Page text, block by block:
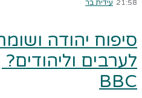
21:58 עידית בר
סיפוח יהודה
לערבים
BBC